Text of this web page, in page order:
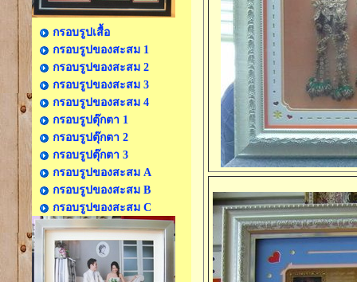
กรอบรูปเสื้อ
กรอบรูปของสะสม 1
กรอบรูปของสะสม 2
กรอบรูปของสะสม 3
กรอบรูปของสะสม 4
กรอบรูปตุ๊กตา 1
กรอบรูปตุ๊กตา 2
กรอบรูปตุ๊กตา 3
กรอบรูปของสะสม A
กรอบรูปของสะสม B
กรอบรูปของสะสม C